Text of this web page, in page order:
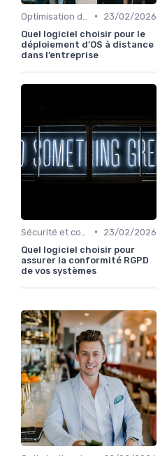
•
23/02/2026
Quel logiciel choisir pour le
déploiement d’OS à distance
dans l’entreprise
•
23/02/2026
Quel logiciel choisir pour
assurer la conformité RGPD
de vos systèmes